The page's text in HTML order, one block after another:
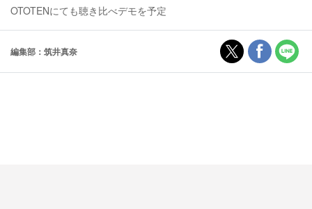
OTOTENにても聴き比べデモを予定
編集部：筑井真奈